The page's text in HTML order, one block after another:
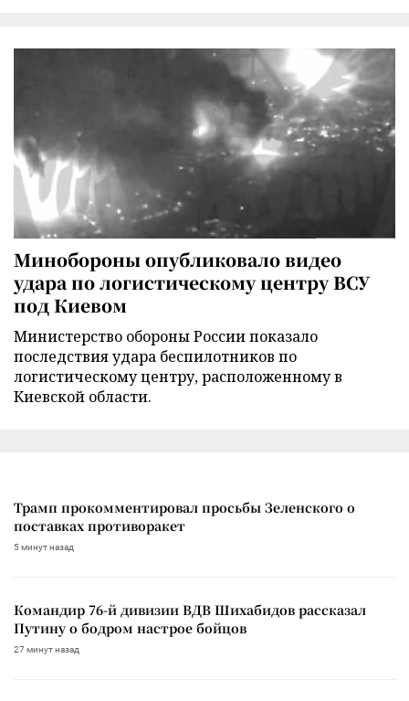
Минобороны опубликовало видео
удара по логистическому центру ВСУ
под Киевом
Министерство обороны России показало
последствия удара беспилотников по
логистическому центру, расположенному в
Киевской области.
Трамп прокомментировал просьбы Зеленского о
поставках противоракет
5 минут назад
Командир 76-й дивизии ВДВ Шихабидов рассказал
Путину о бодром настрое бойцов
27 минут назад